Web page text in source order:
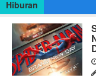
Hiburan